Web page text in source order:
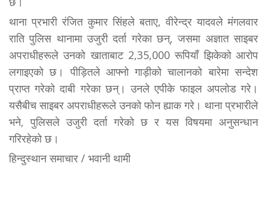
थाना प्रभारी रंजित कुमार सिंहले बताए, वीरेन्द्र यादवले मंगलवार
राति पुलिस थानामा उजुरी दर्ता गरेका छन्, जसमा अज्ञात साइबर
अपराधीहरूले उनको खाताबाट 2,35,000 रूपियाँ झिकेको आरोप
लगाइएको छ। पीड़ितले आफ्नो गाड़ीको चालानको बारेमा सन्देश
प्राप्त गरेको दाबी गरेका छन्। उनले एपीके फाइल अपलोड गरे।
यसैबीच साइबर अपराधीहरूले उनको फोन ह्याक गरे। थाना प्रभारीले
भने, पुलिसले उजुरी दर्ता गरेको छ र यस विषयमा अनुसन्धान
गरिरहेको छ।
हिन्दुस्थान समाचार / भवानी थामी